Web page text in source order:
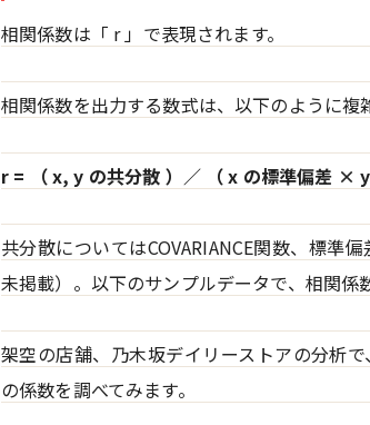
相関係数は「 r 」で表現されます。
相関係数を出力する数式は、以下のように複
r = （ x, y の共分散 ）／ （ x の標準偏差 × y
共分散についてはCOVARIANCE関数、標準
未掲載）。以下のサンプルデータで、相関係
架空の店舗、乃木坂デイリーストアの分析
の係数を調べてみます。